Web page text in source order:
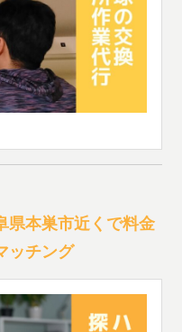
県本巣市近くで料金
ッチング